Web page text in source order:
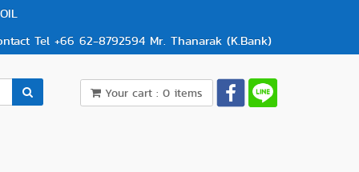
Tel +66 62-8792594 Mr. Thanarak (K.Bank)
Your cart : 0 items